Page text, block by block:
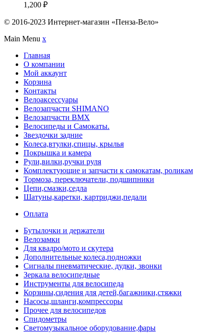
1,200 ₽
© 2016-2023 Интернет-магазин «Пенза-Вело»
Main Menu x
Главная
О компании
Мой аккаунт
Корзина
Контакты
Велоаксессуары
Велозапчасти SHIMANO
Велозапчасти BMX
Велосипеды и Самокаты.
Звездочки задние
Колеса,втулки,спицы, крылья
Покрышка и камера
Рули,вилки,ручки руля
Комплектующие и запчасти к самокатам, роликам
Тормоза, переключатели, подшипники
Цепи,смазки,седла
Шатуны,каретки, картриджи,педали
Оплата
Бутылочки и держатели
Велозамки
Для квадро/мото и скутера
Дополнительные колеса,подножки
Сигналы пневматические, дудки, звонки
Зеркала велосипедные
Инструменты для велосипеда
Корзины,сидения для детей,багажники,стяжки
Насосы,шланги,компрессоры
Прочее для велосипедов
Спидометры
Светомузыкальное оборудование,фары